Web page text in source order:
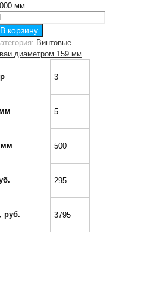
мм
В корзину
Винтовые
диаметром 159 мм
3
5
мм 500
295
руб. 3795